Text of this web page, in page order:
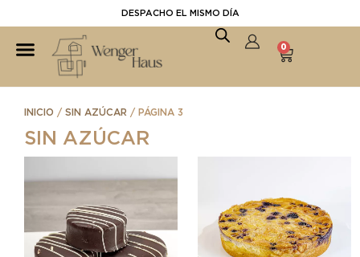
DESPACHO EL MISMO DÍA
0
INICIO / SIN AZÚCAR / PÁGINA 3
SIN AZÚCAR